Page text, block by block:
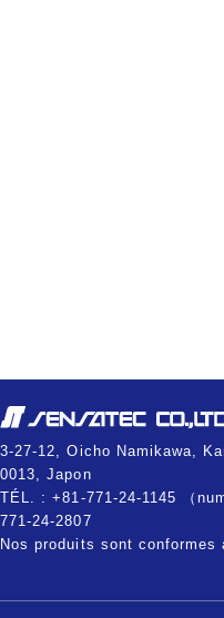
3-27-12, Oicho Namikawa,
0013, Japon
TÉL. : +81-771-24-1145 （
771-24-2807
Nos produits sont conformes